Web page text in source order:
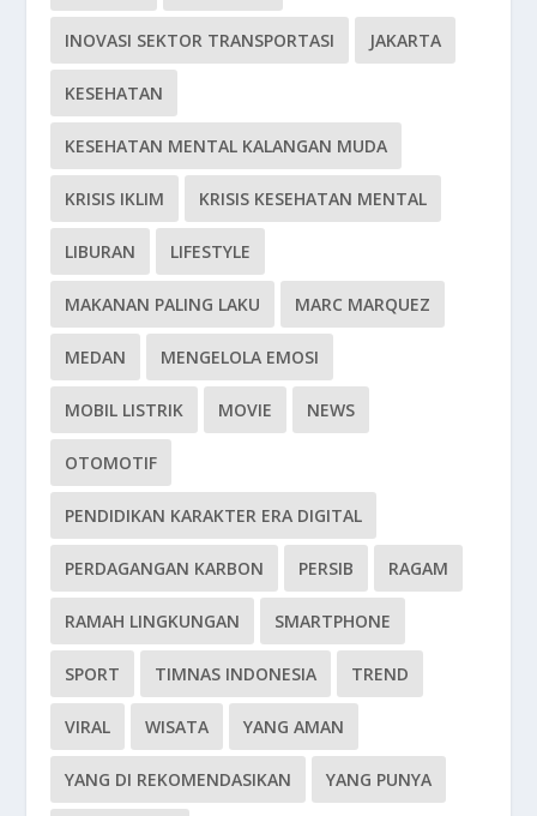
INOVASI SEKTOR TRANSPORTASI JAKARTA
KESEHATAN
KESEHATAN MENTAL KALANGAN MUDA
KRISIS IKLIM KRISIS KESEHATAN MENTAL
LIBURAN LIFESTYLE
MAKANAN PALING LAKU MARC MARQUEZ
MEDAN MENGELOLA EMOSI
MOBIL LISTRIK MOVIE NEWS
OTOMOTIF
PENDIDIKAN KARAKTER ERA DIGITAL
PERDAGANGAN KARBON PERSIB RAGAM
RAMAH LINGKUNGAN SMARTPHONE
SPORT TIMNAS INDONESIA TREND
VIRAL WISATA YANG AMAN
YANG DI REKOMENDASIKAN YANG PUNYA